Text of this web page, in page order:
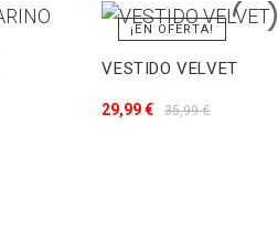
VESTIDO VELVET
35,99 €
29,99 €
¡EN OFERTA!